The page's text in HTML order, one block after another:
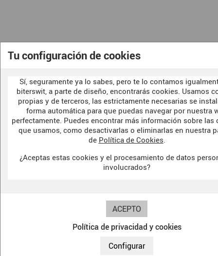
Tu configuración de cookies
Sí, seguramente ya lo sabes, pero te lo contamos
biterswit, a parte de diseño, encontrarás cookies. Usamos
propias y de terceros, las estrictamente necesarias se
forma automática para que puedas navegar por nuestra
perfectamente. Puedes encontrar más información sobre las
que usamos, como desactivarlas o eliminarlas en nuestra
de Política de Cookies.
¿Aceptas estas cookies y el procesamiento de datos
involucrados?
Política de privacidad y cookies